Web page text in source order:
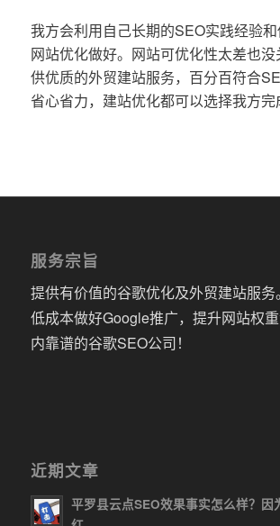
我方会利用自己长期的SEO实践经验
网站优化做好。网站可优化性太差也
供优质的外贸建站服务，百分百符合
省心省力，建站优化都可以选择我方完
服务宗旨
提供有价值的谷歌优化及外贸建站服
低成本做好Google推广，提升网站权
内靠谱的谷歌SEO公司！
近期文章
平罗县云点SEO效果事实怎么样？因